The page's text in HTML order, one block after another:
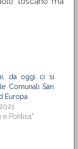
da oggi ci si
Comunali San
Europa
e Politica"